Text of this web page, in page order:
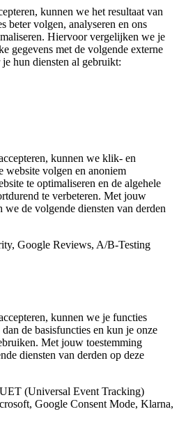
kunnen we het resultaat van
beter volgen, analyseren en ons
Hiervoor vergelijken we je
gegevens met de volgende externe
hun diensten al gebruikt:
kunnen we klik- en
website volgen en anoniem
te optimaliseren en de algehele
te verbeteren. Met jouw
we de volgende diensten van derden
Google Reviews, A/B-Testing
kunnen we je functies
de basisfuncties en kun je onze
Met jouw toestemming
diensten van derden op deze
(Universal Event Tracking)
Google Consent Mode, Klarna,